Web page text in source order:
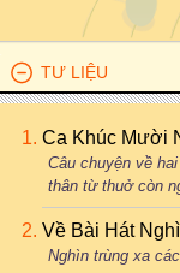
TƯ LIỆU
Ca Khúc Mười
Câu chuyện về
thân từ thuở còn
Về Bài Hát
Nghìn trùng xa